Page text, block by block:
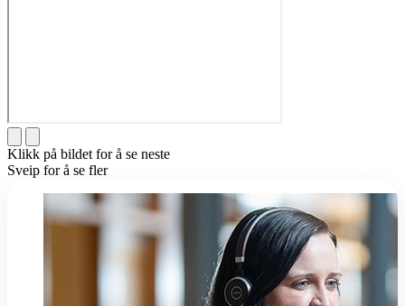
Klikk på bildet for å se neste
Sveip for å se fler